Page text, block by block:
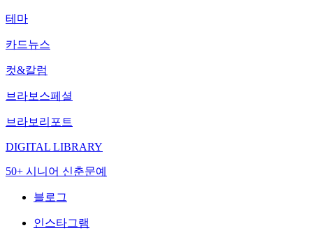
테마
카드뉴스
컷&칼럼
브라보스페셜
브라보리포트
DIGITAL LIBRARY
50+ 시니어 신춘문예
블로그
인스타그램